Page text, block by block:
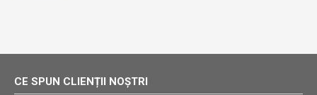
CE SPUN CLIENȚII NOȘTRI